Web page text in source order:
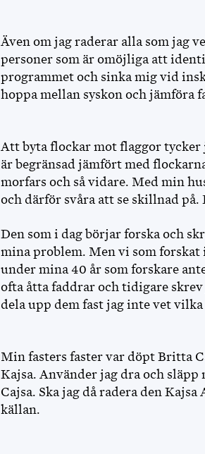
Även om jag raderar alla som jag
personer som är omöjliga att
programmet och sinka mig vid
hoppa mellan syskon och jämföra
Att byta flockar mot flaggor tycker
är begränsad jämfört med
morfars och så vidare. Med min
och därför svåra att se skillnad
Den som i dag börjar forska och
mina problem. Men vi som forskat
under mina 40 år som forskare
ofta åtta faddrar och tidigare
dela upp dem fast jag inte vet
Min fasters faster var döpt Britta
Kajsa. Använder jag dra och
Cajsa. Ska jag då radera den
källan.